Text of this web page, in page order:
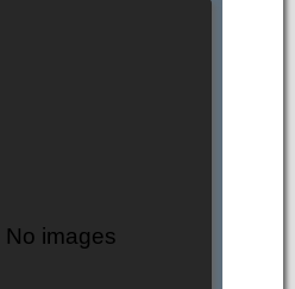
No images